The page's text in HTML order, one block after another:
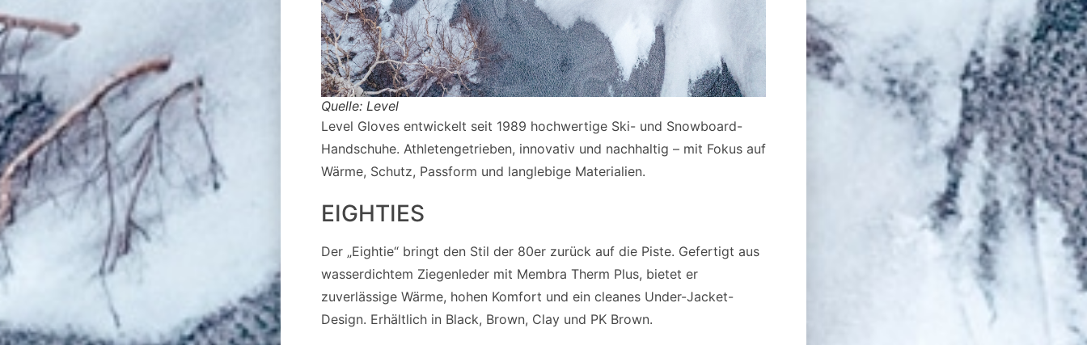
Quelle: Level
Level Gloves entwickelt seit 1989 hochwertige Ski- und Snowboard-
Handschuhe. Athletengetrieben, innovativ und nachhaltig – mit Fokus auf
Wärme, Schutz, Passform und langlebige Materialien.
EIGHTIES
Der „Eightie“ bringt den Stil der 80er zurück auf die Piste. Gefertigt aus
wasserdichtem Ziegenleder mit Membra Therm Plus, bietet er
zuverlässige Wärme, hohen Komfort und ein cleanes Under-Jacket-
Design. Erhältlich in Black, Brown, Clay und PK Brown.